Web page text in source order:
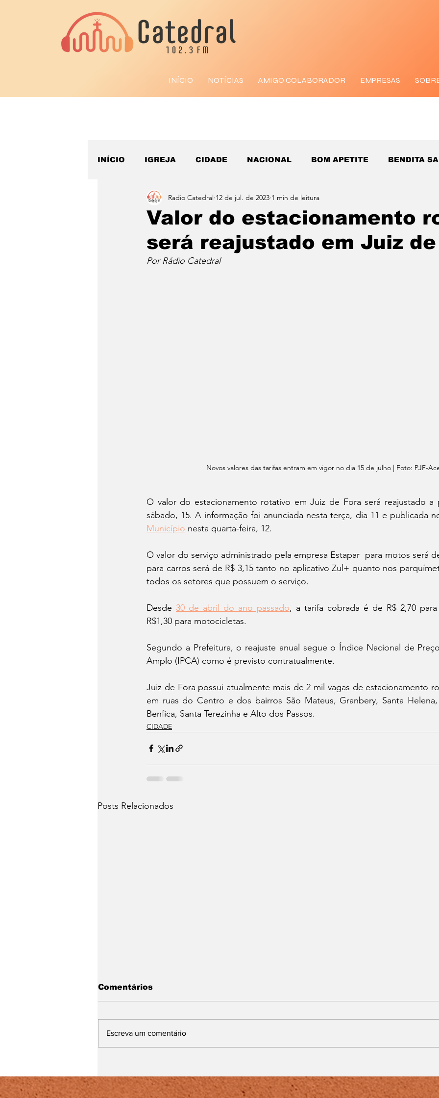
INÍCIO NOTÍCIAS AMIGO COLABORADOR EMPRESAS
INÍCIO IGREJA CIDADE NACIONAL BOM APETITE BENDITA
ESPORTE
Valor do estacionamento
será reajustado em Juiz
Radio Catedral 12 de jul. de 2023 1 min de leitura
Por Rádio Catedral
Novos valores das tarifas entram em vigor no dia 15 de julho | Foto: PJF-
O valor do estacionamento rotativo em Juiz de Fora será reajustado
sábado, 15. A informação foi anunciada nesta terça, dia 11 e publicada
Município nesta quarta-feira, 12.
O valor do serviço administrado pela empresa Estapar  para motos será
para carros será de R$ 3,15 tanto no aplicativo Zul+ quanto nos
todos os setores que possuem o serviço.
Desde 30 de abril do ano passado, a tarifa cobrada é de R$ 2,70
R$1,30 para motocicletas.
Segundo a Prefeitura, o reajuste anual segue o Índice Nacional de
Amplo (IPCA) como é previsto contratualmente.
Juiz de Fora possui atualmente mais de 2 mil vagas de estacionamento
em ruas do Centro e dos bairros São Mateus, Granbery, Santa
Benfica, Santa Terezinha e Alto dos Passos.
CIDADE
Posts Relacionados
acontece neste sábado
(8)
sarampo neste mês de
agosto
Comentários
Escreva um comentário